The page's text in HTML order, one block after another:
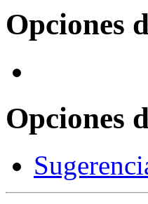
Opciones
Opciones